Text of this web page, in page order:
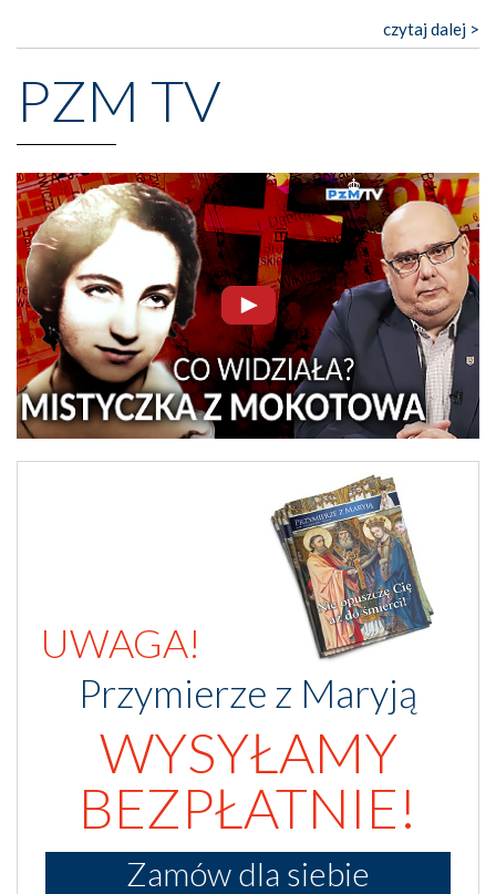
czytaj dalej >
PZM TV
UWAGA!
Przymierze z Maryją
WYSYŁAMY
BEZPŁATNIE!
Zamów dla siebie